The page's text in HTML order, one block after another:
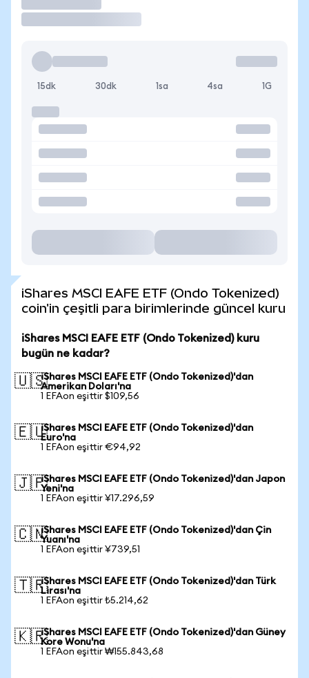
15dk 30dk 1sa 4sa 1G
iShares MSCI EAFE ETF (Ondo Tokenized)
coin'in çeşitli para birimlerinde güncel kuru
iShares MSCI EAFE ETF (Ondo Tokenized) kuru
bugün ne kadar?
🇺🇸iShares MSCI EAFE ETF (Ondo Tokenized)'dan
Amerikan Doları'na
1 EFAon eşittir $109,56
🇪🇺iShares MSCI EAFE ETF (Ondo Tokenized)'dan
Euro'na
1 EFAon eşittir €94,92
🇯🇵iShares MSCI EAFE ETF (Ondo Tokenized)'dan Japon
Yeni'na
1 EFAon eşittir ¥17.296,59
🇨🇳iShares MSCI EAFE ETF (Ondo Tokenized)'dan Çin
Yuanı'na
1 EFAon eşittir ¥739,51
🇹🇷iShares MSCI EAFE ETF (Ondo Tokenized)'dan Türk
Lirası'na
1 EFAon eşittir ₺5.214,62
🇰🇷iShares MSCI EAFE ETF (Ondo Tokenized)'dan Güney
Kore Wonu'na
1 EFAon eşittir ₩155.843,68